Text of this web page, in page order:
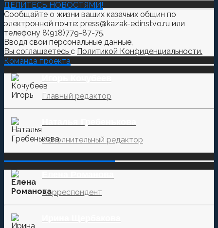
ДЕЛИТЕСЬ НОВОСТЯМИ!
Сообщайте о жизни ваших казачьих общин по
электронной почте: press@kazak-edinstvo.ru или
телефону 8(918)779-87-75.
Вводя свои персональные данные,
Вы соглашаетесь с Политикой Конфиденциальности.
Команда проекта
Главный редактор
Исполнительный редактор
Корреспондент